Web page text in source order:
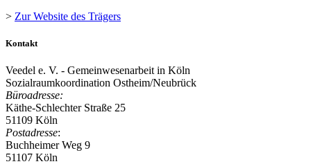
> Zur Website des Trägers
Kontakt
Veedel e. V. - Gemeinwesenarbeit in Köln
Sozialraumkoordination Ostheim/Neubrück
Büroadresse:
Käthe-Schlechter Straße 25
51109 Köln
Postadresse:
Buchheimer Weg 9
51107 Köln